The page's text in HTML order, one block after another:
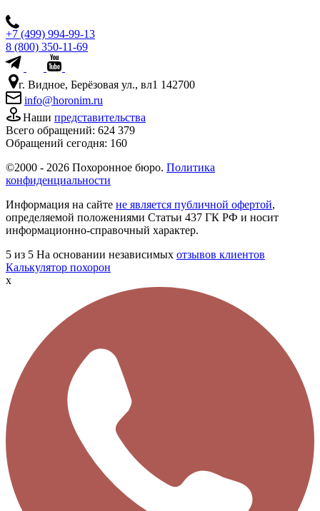
+7 (499) 994-99-13
8 (800) 350-11-69
г. Видное, Берёзовая ул., вл1 142700
info@horonim.ru
Наши представительства
Всего обращений: 624 379
Обращений сегодня: 160
©2000 - 2026 Похоронное бюро. Политика
конфиденциальности
Информация на сайте не является публичной офертой,
определяемой положениями Статьи 437 ГК РФ и носит
информационно-справочный характер.
5 из 5 На основании независимых отзывов клиентов
Калькулятор похорон
x